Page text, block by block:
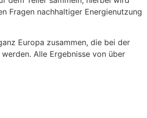
Fragen nachhaltiger Energienutzung
Europa zusammen, die bei der
Alle Ergebnisse von über